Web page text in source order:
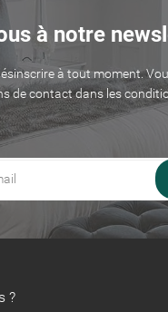
à notre
à tout moment.
de contact dans les
?